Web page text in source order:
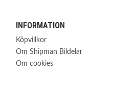
INFORMATION
Köpvillkor
Om Shipman Bildelar
Om cookies